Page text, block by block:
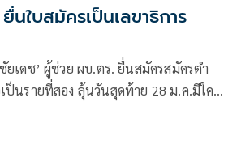
ใบสมัครเป็นเลขาธิการ
เดช’​ ผู้ช่วย ผบ.ตร. ยื่นสมัครสมัครตำ
ป็นรายที่สอง ลุ้นวันสุดท้าย 28 ม.ค.มีใคร